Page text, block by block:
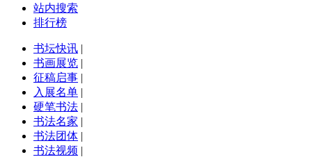
站内搜索
排行榜
书坛快讯 |
书画展览 |
征稿启事 |
入展名单 |
硬笔书法 |
书法名家 |
书法团体 |
书法视频 |